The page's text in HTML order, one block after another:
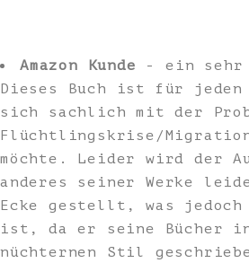
Amazon Kunde - ein sehr
Dieses Buch ist für jeden
sich sachlich mit der
Flüchtlingskrise/
möchte. Leider wird der
anderes seiner Werke
Ecke gestellt, was jedoch
ist, da er seine Bücher in
nüchternen Stil